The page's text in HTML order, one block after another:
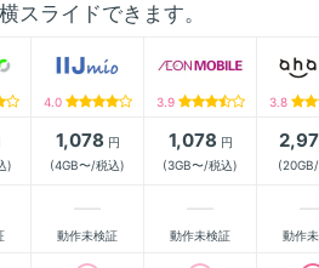
スライドできます。
4.0 3.9 3.8
)
1,078 円
(4GB〜/税込)
1,078 円
(3GB〜/税込)
動作未検証 動作未検証 動作